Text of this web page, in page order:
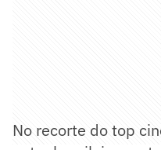
No recorte do top